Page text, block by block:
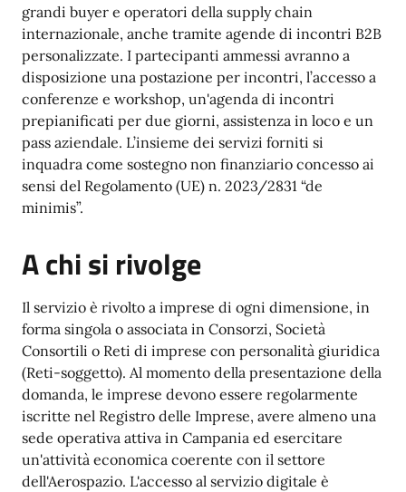
grandi buyer e operatori della supply chain
internazionale, anche tramite agende di incontri B2B
personalizzate. I partecipanti ammessi avranno a
disposizione una postazione per incontri, l’accesso a
conferenze e workshop, un'agenda di incontri
prepianificati per due giorni, assistenza in loco e un
pass aziendale. L’insieme dei servizi forniti si
inquadra come sostegno non finanziario concesso ai
sensi del Regolamento (UE) n. 2023/2831 “de
minimis”.
A chi si rivolge
Il servizio è rivolto a imprese di ogni dimensione, in
forma singola o associata in Consorzi, Società
Consortili o Reti di imprese con personalità giuridica
(Reti-soggetto). Al momento della presentazione della
domanda, le imprese devono essere regolarmente
iscritte nel Registro delle Imprese, avere almeno una
sede operativa attiva in Campania ed esercitare
un'attività economica coerente con il settore
dell'Aerospazio. L'accesso al servizio digitale è